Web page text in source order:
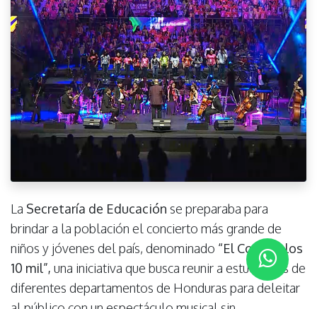
La Secretaría de Educación se preparaba para
brindar a la población el concierto más grande de
niños y jóvenes del país, denominado “El Coro de los
10 mil”, una iniciativa que busca reunir a estudiantes de
diferentes departamentos de Honduras para deleitar